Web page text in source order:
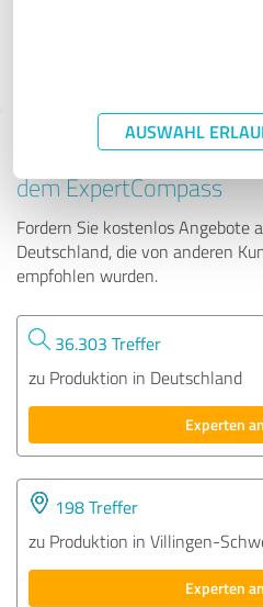
AUSWAHL
Tipp: Die passenden
dem ExpertCompass
Fordern Sie kostenlos Angebote
Deutschland, die von anderen
empfohlen wurden.
36.303 Treffer
zu Produktion in Deutschland
Experten
198 Treffer
zu Produktion in Villingen-
Experten